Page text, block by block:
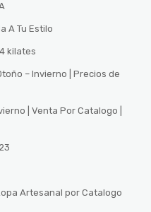
A Tu Estilo
kilates
– Invierno | Precios de
| Venta Por Catalogo |
Artesanal por Catalogo